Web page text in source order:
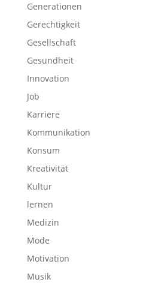
Generationen
Gerechtigkeit
Gesellschaft
Gesundheit
Innovation
Job
Karriere
Kommunikation
Konsum
Kreativität
Kultur
lernen
Medizin
Mode
Motivation
Musik